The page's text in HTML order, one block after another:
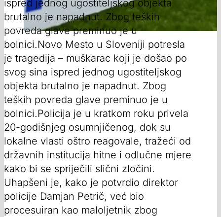
ispred jednog ugostiteljskog objekta
brutalno je napadnut. Zbog teških
povreda glave preminuo je u
bolnici.Novo Mesto u Sloveniji potresla
je tragedija – muškarac koji je došao po
svog sina ispred jednog ugostiteljskog
objekta brutalno je napadnut. Zbog
teških povreda glave preminuo je u
bolnici.Policija je u kratkom roku privela
20-godišnjeg osumnjičenog, dok su
lokalne vlasti oštro reagovale, tražeći od
državnih institucija hitne i odlučne mjere
kako bi se spriječili slični zločini.
Uhapšeni je, kako je potvrdio direktor
policije Damjan Petrič, već bio
procesuiran kao maloljetnik zbog